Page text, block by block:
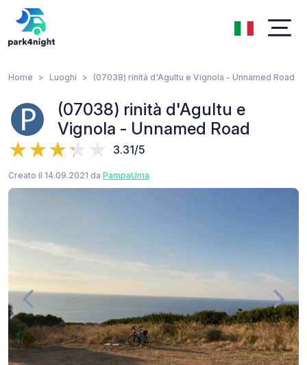
Home Luoghi (07038) rinità d'Agultu e Vignola - Unnamed Road
(07038) rinità d'Agultu e
Vignola - Unnamed Road
3.31/5
Creato il 14.09.2021 da PampaUma